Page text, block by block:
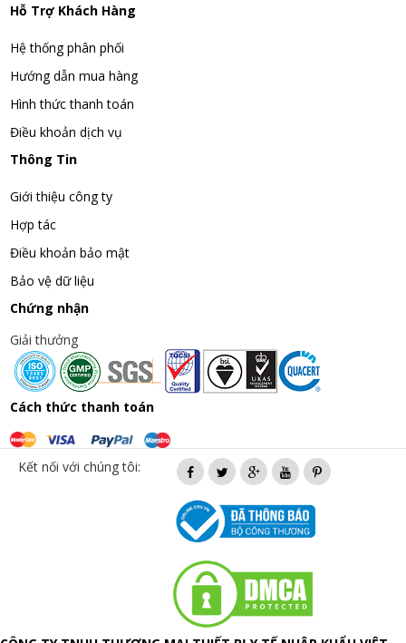
Hỗ Trợ Khách Hàng
Hệ thống phân phối
Hướng dẫn mua hàng
Hình thức thanh toán
Điều khoản dịch vụ
Thông Tin
Giới thiệu công ty
Hợp tác
Điều khoản bảo mật
Bảo vệ dữ liệu
Chứng nhận
Giải thưởng
Cách thức thanh toán
Kết nối với chúng tôi: